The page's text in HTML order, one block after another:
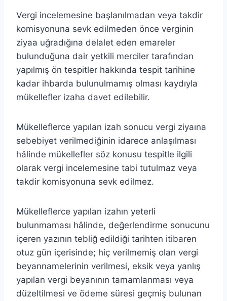
Vergi incelemesine başlanılmadan veya takdir
komisyonuna sevk edilmeden önce verginin
ziyaa uğradığına delalet eden emareler
bulunduğuna dair yetkili merciler tarafından
yapılmış ön tespitler hakkında tespit tarihine
kadar ihbarda bulunulmamış olması kaydıyla
mükellefler izaha davet edilebilir.
Mükelleflerce yapılan izah sonucu vergi ziyaına
sebebiyet verilmediğinin idarece anlaşılması
hâlinde mükellefler söz konusu tespitle ilgili
olarak vergi incelemesine tabi tutulmaz veya
takdir komisyonuna sevk edilmez.
Mükelleflerce yapılan izahın yeterli
bulunmaması hâlinde, değerlendirme sonucunu
içeren yazının tebliğ edildiği tarihten itibaren
otuz gün içerisinde; hiç verilmemiş olan vergi
beyannamelerinin verilmesi, eksik veya yanlış
yapılan vergi beyanının tamamlanması veya
düzeltilmesi ve ödeme süresi geçmiş bulunan